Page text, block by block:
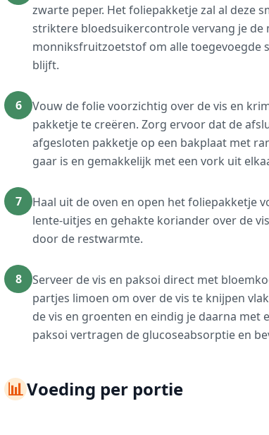
zwarte peper. Het foliepakketje zal al deze
striktere bloedsuikercontrole vervang je
monniksfruitzoetstof om alle toegevoegde
blijft.
6
Vouw de folie voorzichtig over de vis en
pakketje te creëren. Zorg ervoor dat de
afgesloten pakketje op een bakplaat met
gaar is en gemakkelijk met een vork uit
7
Haal uit de oven en open het foliepakketje
lente-uitjes en gehakte koriander over de
door de restwarmte.
8
Serveer de vis en paksoi direct met
partjes limoen om over de vis te knijpen
de vis en groenten en eindig je daarna met
paksoi vertragen de glucoseabsorptie en
📊Voeding per portie